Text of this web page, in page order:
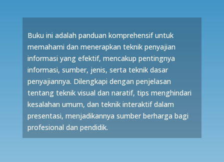
Buku ini adalah panduan komprehensif untuk
memahami dan menerapkan teknik penyajian
informasi yang efektif, mencakup pentingnya
informasi, sumber, jenis, serta teknik dasar
penyajiannya. Dilengkapi dengan penjelasan
tentang teknik visual dan naratif, tips menghindari
kesalahan umum, dan teknik interaktif dalam
presentasi, menjadikannya sumber berharga bagi
profesional dan pendidik.